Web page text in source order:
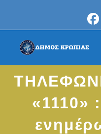
content
«1110»